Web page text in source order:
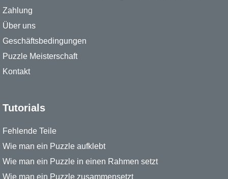
Zahlung
Über uns
Geschäftsbedingungen
Puzzle Meisterschaft
Kontakt
Tutorials
Fehlende Teile
Wie man ein Puzzle aufklebt
Wie man ein Puzzle in einen Rahmen setzt
Wie man ein Puzzle zusammensetzt